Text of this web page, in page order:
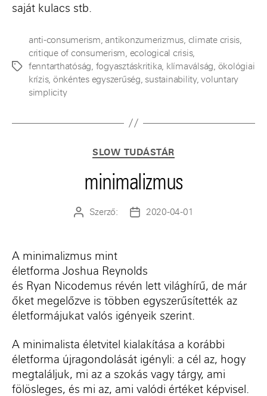
saját kulacs stb.
Címkék
anti-consumerism ,antikonzumerizmus climate crisis
critique of consumerism ecological crisis,
fenntarthatóság fogyasztáskritika klímaválság ökológiai
krízis, önkéntes egyszerűség sustainability,voluntary
simplicity
Kategóriák
SLOW TUDÁSTÁR
minimalizmus
Bejegyzés
Szerző:
Bejegyzés
2020-04-01
A minimalizmus mint
életforma Joshua Reynolds
és Ryan Nicodemus révén lett világhírű, de már
őket megelőzve is többen egyszerűsítették az
életformájukat valós igényeik szerint.
A minimalista életvitel kialakítása a korábbi
életforma újragondolását igényli: a cél az, hogy
megtaláljuk, mi az a szokás vagy tárgy, ami
fölösleges, és mi az, ami valódi értéket képvisel.